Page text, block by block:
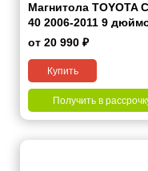
Магнитола TOYOTA
40 2006-2011 9
от 20 990 ₽
Купить
Получить в